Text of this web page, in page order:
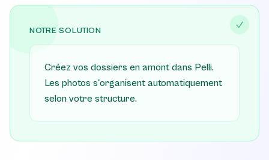
NOTRE SOLUTION
Créez vos dossiers en amont dans Pelli.
Les photos s'organisent automatiquement
selon votre structure.